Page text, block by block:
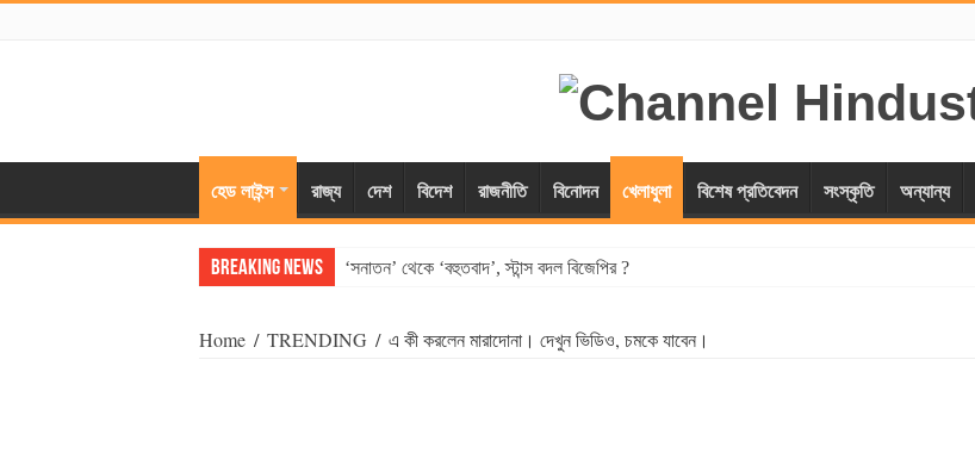
হেড লাইন্স রাজ্য দেশ বিদেশ রাজনীতি বিনোদন খেলাধুলা বিশেষ প্রতিবেদন সংস্কৃতি অন্যান্য
Breaking News ‘সনাতন’ থেকে ‘বহুতবাদ’, স্টান্স বদল বিজেপির ?
Home / TRENDING / এ কী করলেন মারাদোনা। দেখুন ভিডিও, চমকে যাবেন।